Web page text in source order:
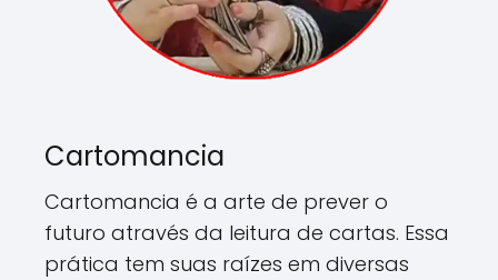
Cartomancia
Cartomancia é a arte de prever o
futuro através da leitura de cartas. Essa
prática tem suas raízes em diversas